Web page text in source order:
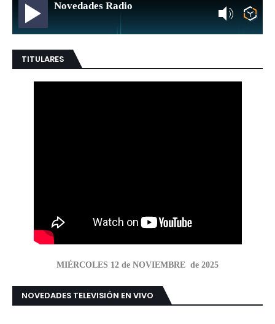
Novedades Radio
TITULARES
MIÉRCOLES 12 de NOVIEMBRE de 2025
NOVEDADES TELEVISIÓN EN VIVO